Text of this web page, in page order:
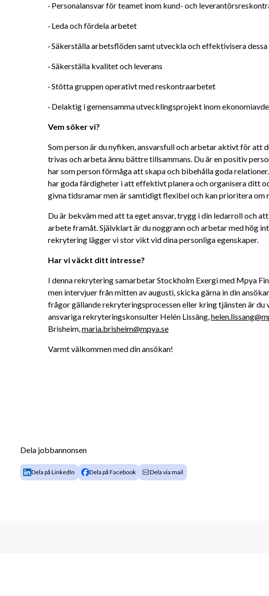
· Personalansvar för teamet inom kund- och
· Leda och fördela arbetet
· Säkerställa arbetsflöden samt utveckla och effektivisera dessa
· Säkerställa kvalitet och leverans
· Stötta gruppen operativt med reskontraarbetet
· Delaktig i gemensamma utvecklingsprojekt inom
Vem söker vi?
Som person är du nyfiken, ansvarsfull och arbetar aktivt för att
trivas och arbeta ännu bättre tillsammans. Du är en positiv
har som person förmåga att skapa och bibehålla goda
har goda färdigheter i att effektivt planera och organisera ditt
givna tidsramar men är samtidigt flexibel och kan prioritera om
Du är bekväm med att ta eget ansvar, trygg i din ledarroll och
arbete framåt. Självklart är du noggrann och arbetar med hög
rekrytering lägger vi stor vikt vid dina personliga egenskaper.
Har vi väckt ditt intresse?
I denna rekrytering samarbetar Stockholm Exergi med Mpya
men intervjuer från mitten av augusti, skicka gärna in din
frågor gällande rekryteringsprocessen eller kring tjänsten är
ansvariga rekryteringskonsulter Helén Lissäng,
Brisheim, maria.brisheim@mpya.se
Varmt välkommen med din ansökan!
Dela jobbannonsen
Dela på LinkedIn Dela på Facebook Dela via mail